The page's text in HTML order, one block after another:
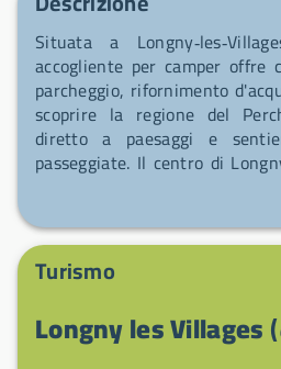
Situata a
accogliente per camper offre
parcheggio, rifornimento
scoprire la regione del
diretto a paesaggi e
passeggiate. Il centro di
circa 1 km, facilmente
bicicletta. Si noti
scarico/riempimento delle
fuori dell'area di parcheggio.
Turismo
Longny les Villages(